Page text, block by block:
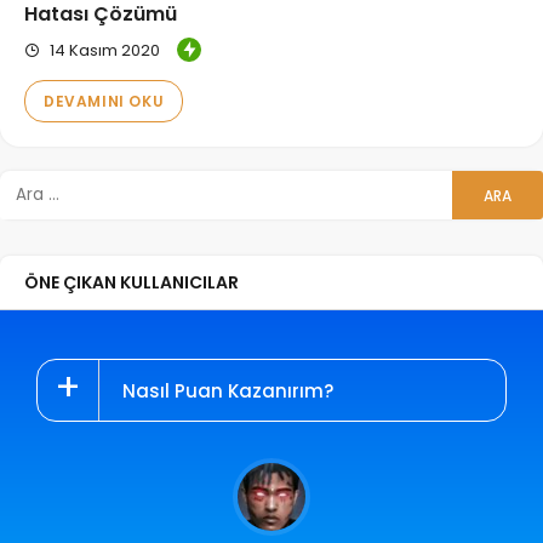
Hatası Çözümü
14 Kasım 2020
DEVAMINI OKU
ÖNE ÇIKAN KULLANICILAR
Nasıl Puan Kazanırım?